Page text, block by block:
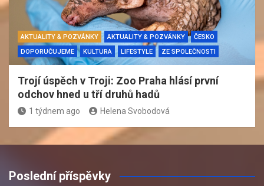
AKTUALITY & POZVÁNKY AKTUALITY & POZVÁNKY
ČESKO
DOPORUČUJEME
KULTURA LIFESTYLE ZE SPOLEČNOSTI
Trojí úspěch v Troji: Zoo Praha hlásí první
odchov hned u tří druhů hadů
1 týdnem ago Helena Svobodová
Poslední příspěvky